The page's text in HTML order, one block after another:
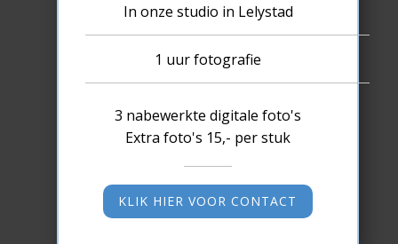
In onze studio in Lelystad
1 uur fotografie
3 nabewerkte digitale foto's
Extra foto's 15,- per stuk
KLIK HIER VOOR CONTACT